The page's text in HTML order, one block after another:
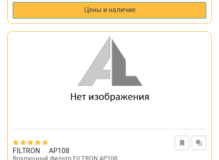
Цены и наличие
FILTRON AP108
Воздушный фильтр FILTRON AP108